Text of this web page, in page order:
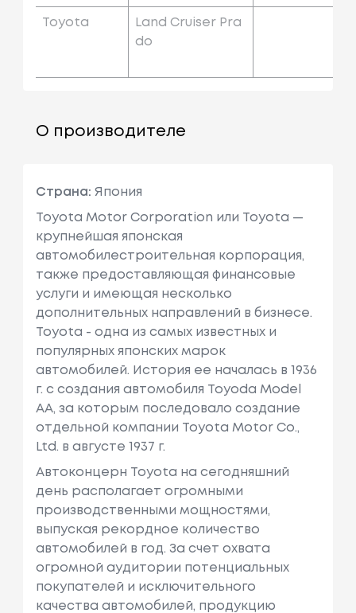
Toyota
Land Cruiser Pra
Do
О производителе
Страна: Япония
Toyota Motor Corporation или Toyota —
крупнейшая японская
автомобилестроительная корпорация,
также предоставляющая финансовые
услуги и имеющая несколько
дополнительных направлений в бизнесе.
Toyota - одна из самых известных и
популярных японских марок
автомобилей. История ее началась в 1936
г. с создания автомобиля Toyoda Model
AA, за которым последовало создание
отдельной компании Toyota Motor Co.,
Ltd. в августе 1937 г.
Автоконцерн Toyota на сегодняшний
день располагает огромными
производственными мощностями,
выпуская рекордное количество
автомобилей в год. За счет охвата
огромной аудитории потенциальных
покупателей и исключительного
качества автомобилей, продукцию